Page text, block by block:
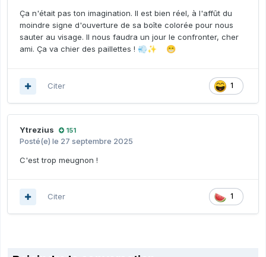
Ça n'était pas ton imagination. Il est bien réel, à l'affût du
moindre signe d'ouverture de sa boîte colorée pour nous
sauter au visage. Il nous faudra un jour le confronter, cher
ami. Ça va chier des paillettes ! 💨✨ 😁
1
Citer
Ytrezius 151
Posté(e) le 27 septembre 2025
C'est trop meugnon !
1
Citer